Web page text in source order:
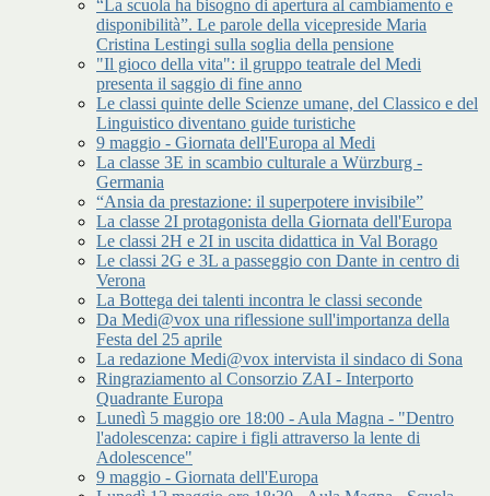
“La scuola ha bisogno di apertura al cambiamento e
disponibilità”. Le parole della vicepreside Maria
Cristina Lestingi sulla soglia della pensione
"Il gioco della vita": il gruppo teatrale del Medi
presenta il saggio di fine anno
Le classi quinte delle Scienze umane, del Classico e del
Linguistico diventano guide turistiche
9 maggio - Giornata dell'Europa al Medi
La classe 3E in scambio culturale a Würzburg -
Germania
“Ansia da prestazione: il superpotere invisibile”
La classe 2I protagonista della Giornata dell'Europa
Le classi 2H e 2I in uscita didattica in Val Borago
Le classi 2G e 3L a passeggio con Dante in centro di
Verona
La Bottega dei talenti incontra le classi seconde
Da Medi@vox una riflessione sull'importanza della
Festa del 25 aprile
La redazione Medi@vox intervista il sindaco di Sona
Ringraziamento al Consorzio ZAI - Interporto
Quadrante Europa
Lunedì 5 maggio ore 18:00 - Aula Magna - "Dentro
l'adolescenza: capire i figli attraverso la lente di
Adolescence"
9 maggio - Giornata dell'Europa